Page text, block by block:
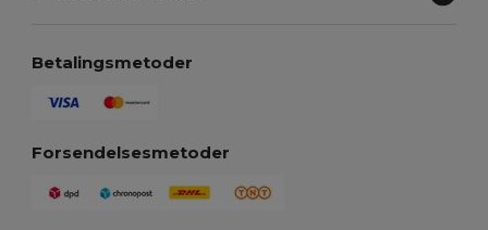
Betalingsmetoder
Forsendelsesmetoder